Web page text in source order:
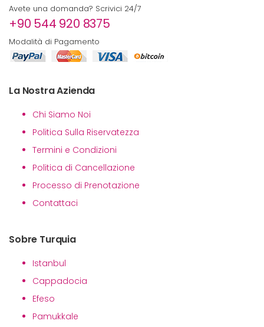
Avete una domanda? Scrivici 24/7
+90 544 920 8375
Modalità di Pagamento
La Nostra Azienda
Chi Siamo Noi
Politica Sulla Riservatezza
Termini e Condizioni
Politica di Cancellazione
Processo di Prenotazione
Contattaci
Sobre Turquia
Istanbul
Cappadocia
Efeso
Pamukkale